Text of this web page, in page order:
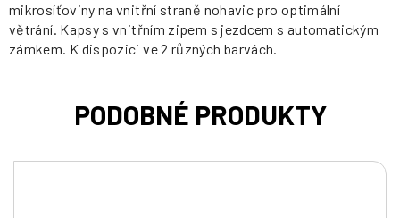
mikrosíťoviny na vnitřní straně nohavic pro optimální
větrání. Kapsy s vnitřním zipem s jezdcem s automatickým
zámkem. K dispozici ve 2 různých barvách.